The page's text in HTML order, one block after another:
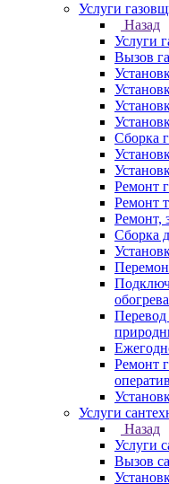
Услуги
Назад
Услуги
Вызов
Сборка
Ремонт
Ремонт
Ремонт,
Сборка
Перевод
Ремонт
Услуги
Назад
Услуги
Вызов